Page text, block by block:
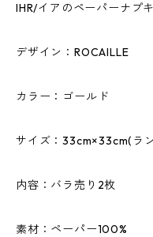
IHR/イアのペーパーナプ
デザイン：ROCAILLE
カラー：ゴールド
サイズ：33cm×33cm(ラ
内容：バラ売り2枚
素材：ペーパー100%